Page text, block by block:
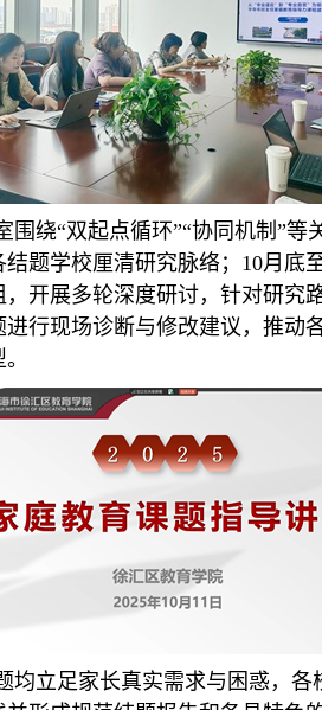
围绕“双起点循环”“协同机制”等
题学校厘清研究脉络；10月底
开展多轮深度研讨，针对研究
行现场诊断与修改建议，推动
均立足家长真实需求与困惑，各